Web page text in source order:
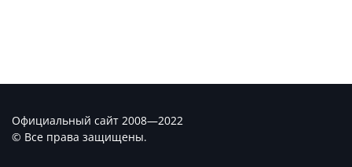
Официальный сайт 2008—2022
© Все права защищены.